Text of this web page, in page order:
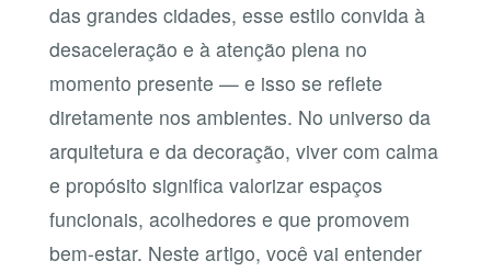
das grandes cidades, esse estilo convida à
desaceleração e à atenção plena no
momento presente — e isso se reflete
diretamente nos ambientes. No universo da
arquitetura e da decoração, viver com calma
e propósito significa valorizar espaços
funcionais, acolhedores e que promovem
bem-estar. Neste artigo, você vai entender